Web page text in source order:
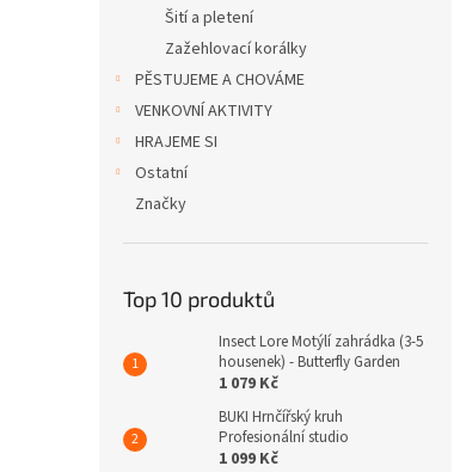
Šití a pletení
Zažehlovací korálky
PĚSTUJEME A CHOVÁME
VENKOVNÍ AKTIVITY
HRAJEME SI
Ostatní
Značky
Top 10 produktů
Insect Lore Motýlí zahrádka (3-5
housenek) - Butterfly Garden
1 079 Kč
BUKI Hrnčířský kruh
Profesionální studio
1 099 Kč